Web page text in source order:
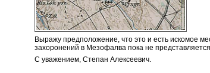
Выражу предположение, что это и есть искомое
захоронений в Мезофалва пока не
С уважением, Степан Алексеевич.